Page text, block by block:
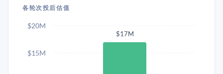
各轮次投后估值
$17M
$15M
$20M